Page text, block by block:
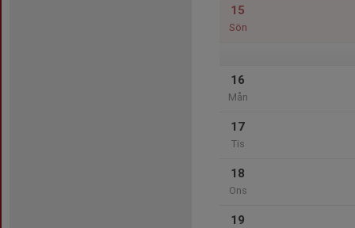
15
Sön
16
Mån
17
Tis
18
Ons
19